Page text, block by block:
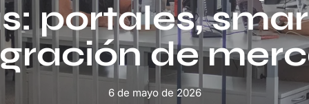
portales,
de
6 de mayo de 2026